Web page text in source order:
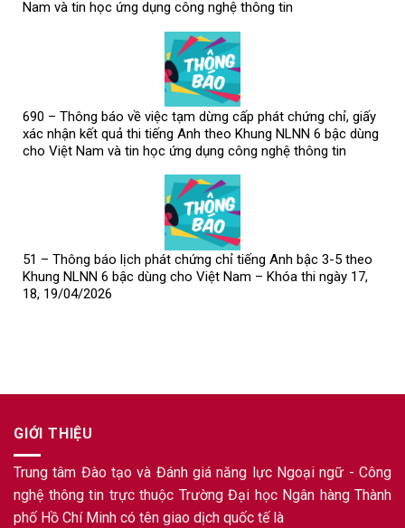
Nam và tin học ứng dụng công nghệ thông tin
690 – Thông báo về việc tạm dừng cấp phát chứng chỉ, giấy
xác nhận kết quả thi tiếng Anh theo Khung NLNN 6 bậc dùng
cho Việt Nam và tin học ứng dụng công nghệ thông tin
51 – Thông báo lịch phát chứng chỉ tiếng Anh bậc 3-5 theo
Khung NLNN 6 bậc dùng cho Việt Nam – Khóa thi ngày 17,
18, 19/04/2026
GIỚI THIỆU
Trung tâm Đào tạo và Đánh giá năng lực Ngoại ngữ - Công
nghệ thông tin trực thuộc Trường Đại học Ngân hàng Thành
phố Hồ Chí Minh có tên giao dịch quốc tế là